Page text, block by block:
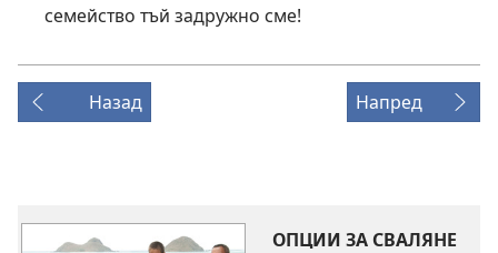
семейство тъй задружно сме!
Назад Напред
ОПЦИИ ЗА СВАЛЯНЕ